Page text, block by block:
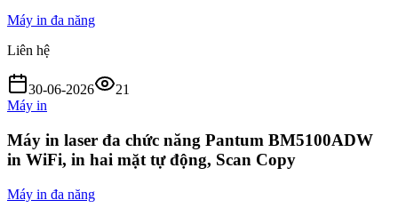
Máy in đa năng
Liên hệ
30-06-2026
21
Máy in
Máy in laser đa chức năng Pantum BM5100ADW
in WiFi, in hai mặt tự động, Scan Copy
Máy in đa năng